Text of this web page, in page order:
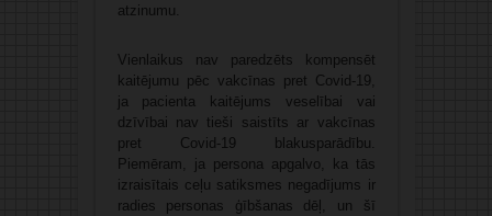
atzinumu.
Vienlaikus nav paredzēts kompensēt
kaitējumu pēc vakcīnas pret Covid-19,
ja pacienta kaitējums veselībai vai
dzīvībai nav tieši saistīts ar vakcīnas
pret Covid-19 blakusparādību.
Piemēram, ja persona apgalvo, ka tās
izraisītais ceļu satiksmes negadījums ir
radies personas ģībšanas dēļ, un šī